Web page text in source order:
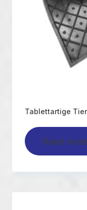
Tablettartige
Read